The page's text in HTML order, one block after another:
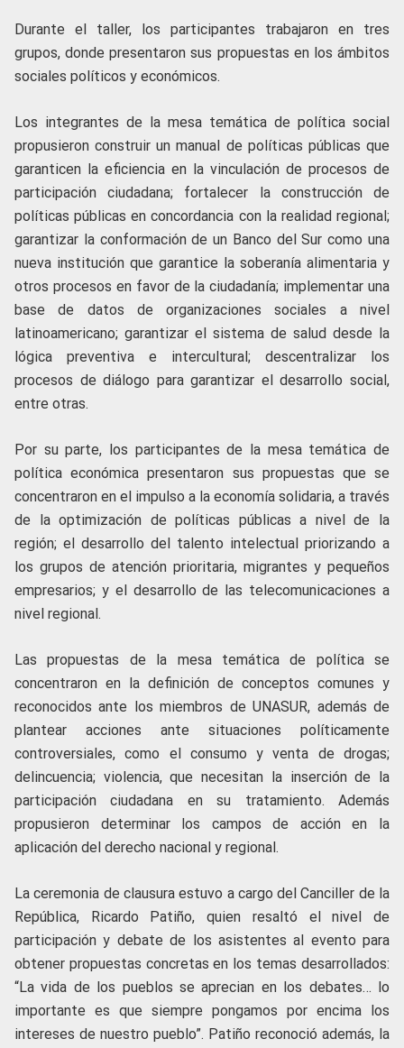
Durante el taller, los participantes trabajaron en tres
grupos, donde presentaron sus propuestas en los ámbitos
sociales políticos y económicos.
Los integrantes de la mesa temática de política social
propusieron construir un manual de políticas públicas que
garanticen la eficiencia en la vinculación de procesos de
participación ciudadana; fortalecer la construcción de
políticas públicas en concordancia con la realidad regional;
garantizar la conformación de un Banco del Sur como una
nueva institución que garantice la soberanía alimentaria y
otros procesos en favor de la ciudadanía; implementar una
base de datos de organizaciones sociales a nivel
latinoamericano; garantizar el sistema de salud desde la
lógica preventiva e intercultural; descentralizar los
procesos de diálogo para garantizar el desarrollo social,
entre otras.
Por su parte, los participantes de la mesa temática de
política económica presentaron sus propuestas que se
concentraron en el impulso a la economía solidaria, a través
de la optimización de políticas públicas a nivel de la
región; el desarrollo del talento intelectual priorizando a
los grupos de atención prioritaria, migrantes y pequeños
empresarios; y el desarrollo de las telecomunicaciones a
nivel regional.
Las propuestas de la mesa temática de política se
concentraron en la definición de conceptos comunes y
reconocidos ante los miembros de UNASUR, además de
plantear acciones ante situaciones políticamente
controversiales, como el consumo y venta de drogas;
delincuencia; violencia, que necesitan la inserción de la
participación ciudadana en su tratamiento. Además
propusieron determinar los campos de acción en la
aplicación del derecho nacional y regional.
La ceremonia de clausura estuvo a cargo del Canciller de la
República, Ricardo Patiño, quien resaltó el nivel de
participación y debate de los asistentes al evento para
obtener propuestas concretas en los temas desarrollados:
“La vida de los pueblos se aprecian en los debates… lo
importante es que siempre pongamos por encima los
intereses de nuestro pueblo”. Patiño reconoció además, la